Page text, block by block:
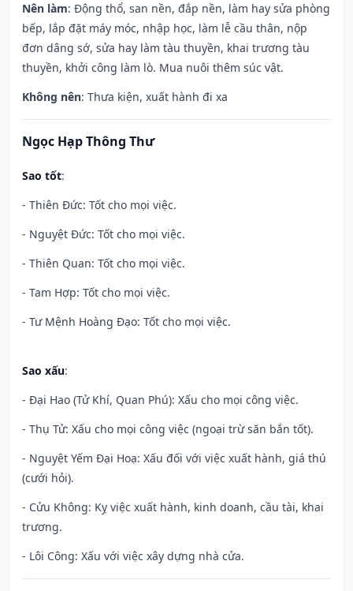
Nên làm: Động thổ, san nền, đắp nền, làm hay sửa phòng
bếp, lắp đặt máy móc, nhập học, làm lễ cầu thân, nộp
đơn dâng sớ, sửa hay làm tàu thuyền, khai trương tàu
thuyền, khởi công làm lò. Mua nuôi thêm súc vật.
Không nên: Thưa kiện, xuất hành đi xa
Ngọc Hạp Thông Thư
Sao tốt:
- Thiên Đức: Tốt cho mọi việc.
- Nguyệt Đức: Tốt cho mọi việc.
- Thiên Quan: Tốt cho mọi việc.
- Tam Hợp: Tốt cho mọi việc.
- Tư Mệnh Hoàng Đạo: Tốt cho mọi việc.
Sao xấu:
- Đại Hao (Tử Khí, Quan Phú): Xấu cho mọi công việc.
- Thụ Tử: Xấu cho mọi công việc (ngoại trừ săn bắn tốt).
- Nguyệt Yếm Đại Hoạ: Xấu đối với việc xuất hành, giá thú
(cưới hỏi).
- Cửu Không: Kỵ việc xuất hành, kinh doanh, cầu tài, khai
trương.
- Lôi Công: Xấu với việc xây dựng nhà cửa.